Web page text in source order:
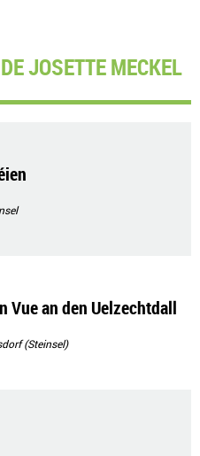
JOSETTE MECKEL
Vue an den Uelzechtdall
(Steinsel)